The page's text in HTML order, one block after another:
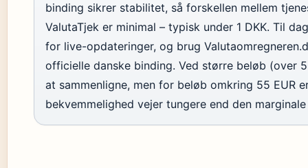
binding sikrer stabilitet, så forskellen mellem
ValutaTjek er minimal – typisk under 1 DKK. Til
for live-opdateringer, og brug
officielle danske binding. Ved større beløb (over
at sammenligne, men for beløb omkring 55 EUR
bekvemmelighed vejer tungere end den